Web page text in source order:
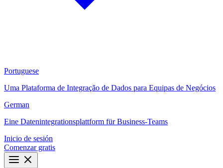
Portuguese
Uma Plataforma de Integração de Dados para Equipas de Negócios
German
Eine Datenintegrationsplattform für Business-Teams
Inicio de sesión
Comenzar gratis